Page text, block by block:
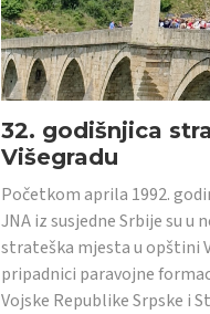
32. godišnjica
Višegradu
Početkom aprila 1992.
JNA iz susjedne Srbije su u
strateška mjesta u opštini
pripadnici paravojne
Vojske Republike Srpske i